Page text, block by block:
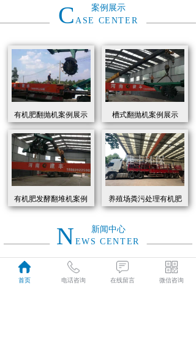
案例展示
C ASE CENTER
有机肥翻抛机案例展示 槽式翻抛机案例展示
有机肥发酵翻堆机案例
展示
养殖场粪污处理有机肥
发酵罐 履带式有机肥翻
新闻中心
N EWS CENTER
2026
首页 电话咨询 在线留言 微信咨询